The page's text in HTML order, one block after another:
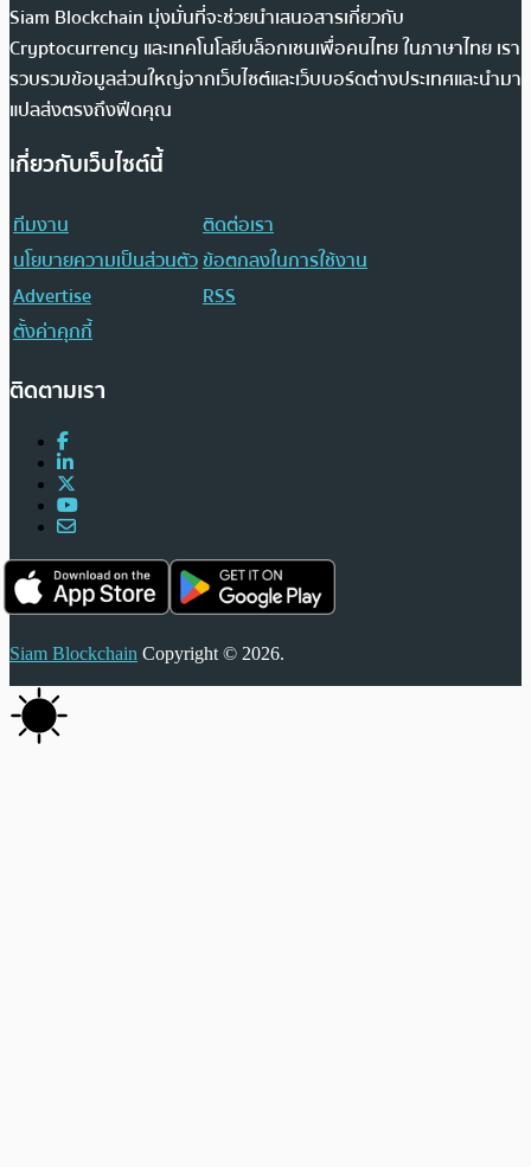
Siam Blockchain มุ่งมั่นที่จะช่วยนำเสนอสารเกี่ยวกับ
Cryptocurrency และเทคโนโลยีบล็อกเชนเพื่อคนไทย ในภาษาไทย เรา
รวบรวมข้อมูลส่วนใหญ่จากเว็บไซต์และเว็บบอร์ดต่างประเทศและนำมา
แปลส่งตรงถึงฟีดคุณ
เกี่ยวกับเว็บไซต์นี้
ทีมงาน
ติดต่อเรา
นโยบายความเป็นส่วนตัวข้อตกลงในการใช้งาน
Advertise
RSS
ตั้งค่าคุกกี้
ติดตามเรา
Siam Blockchain Copyright © 2026.